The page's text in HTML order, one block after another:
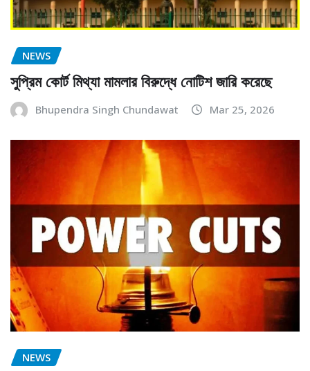
NEWS
সুপ্রিম কোর্ট মিথ্যা মামলার বিরুদ্ধে নোটিশ জারি করেছে
Bhupendra Singh Chundawat Mar 25, 2026
NEWS